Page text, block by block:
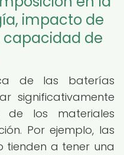
impacto de
de
de las baterías
significativamente
de los materiales
Por ejemplo, las
tienden a tener una